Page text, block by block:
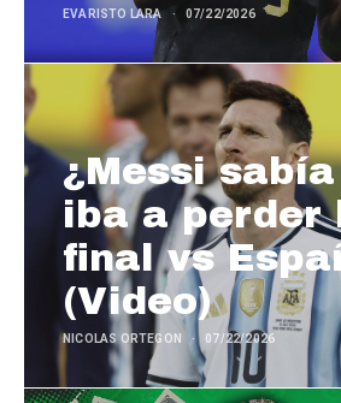
EVARISTO LARA 07/22/2026
¿Messi
iba a perder
final vs
(Video)
NICOLAS ORTEGON 07/22/2026